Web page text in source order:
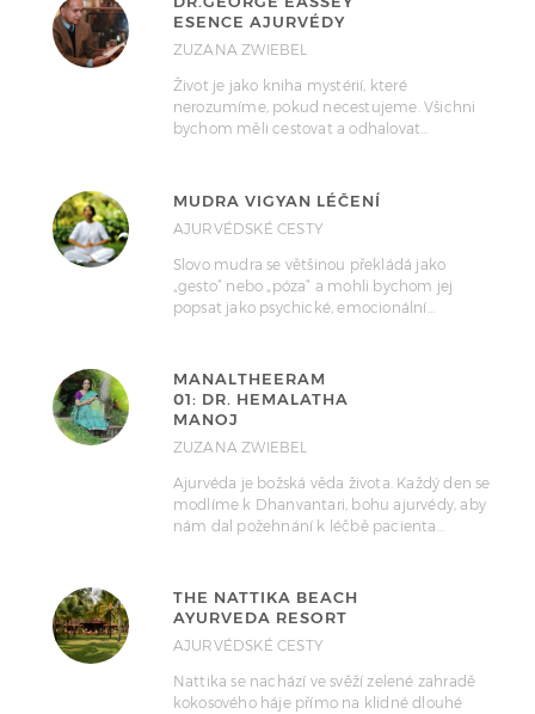
ESENCE AJURVÉDY
ZUZANA ZWIEBEL
Život je jako kniha mystérií, které
nerozumíme, pokud necestujeme. Všichni
bychom měli cestovat a odhalovat…
MUDRA VIGYAN LÉČENÍ
AJURVÉDSKÉ CESTY
Slovo mudra se většinou překládá jako
„gesto“ nebo „póza“ a mohli bychom jej
popsat jako psychické, emocionální…
MANALTHEERAM
01: DR. HEMALATHA
MANOJ
ZUZANA ZWIEBEL
Ajurvéda je božská věda života. Každý den se
modlíme k Dhanvantari, bohu ajurvédy, aby
nám dal požehnání k léčbě pacienta…
THE NATTIKA BEACH
AYURVEDA RESORT
AJURVÉDSKÉ CESTY
Nattika se nachází ve svěží zelené zahradě
kokosového háje přímo na klidné dlouhé